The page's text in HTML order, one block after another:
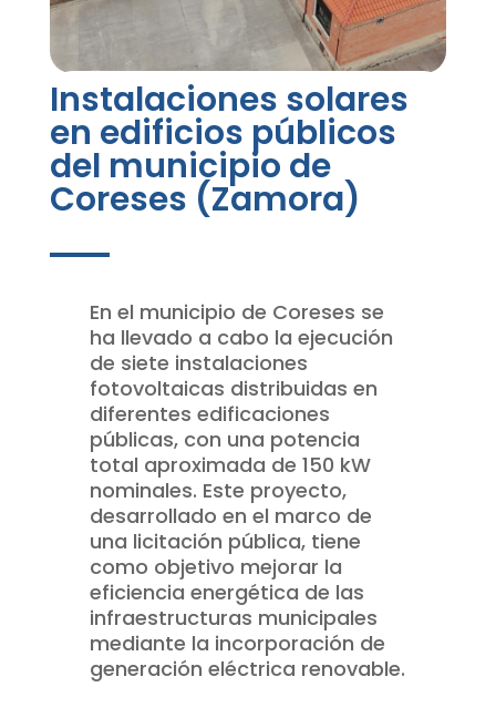
Instalaciones solares
en edificios públicos
del municipio de
Coreses (Zamora)
En el municipio de Coreses se
ha llevado a cabo la ejecución
de siete instalaciones
fotovoltaicas distribuidas en
diferentes edificaciones
públicas, con una potencia
total aproximada de 150 kW
nominales. Este proyecto,
desarrollado en el marco de
una licitación pública, tiene
como objetivo mejorar la
eficiencia energética de las
infraestructuras municipales
mediante la incorporación de
generación eléctrica renovable.